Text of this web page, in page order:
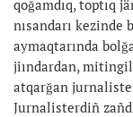
qoğamdıq, toptıq
nısandarı
aymaqtarında
jiındardan,
atqarğan
Jurnalisterdiñ